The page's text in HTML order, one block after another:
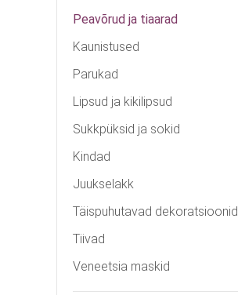
Peavõrud ja tiaarad
Kaunistused
Parukad
Lipsud ja kikilipsud
Sukkpüksid ja sokid
Kindad
Juukselakk
Täispuhutavad dekoratsioonid
Tiivad
Veneetsia maskid